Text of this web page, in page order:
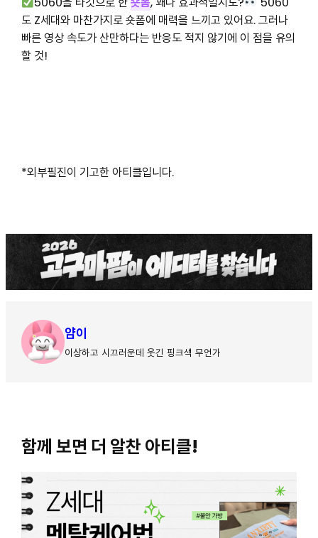
도 Z세대와 마찬가지로 숏폼에 매력을 느끼고 있어요. 그러나
빠른 영상 속도가 산만하다는 반응도 적지 않기에 이 점을 유의
할 것!
*외부필진이 기고한 아티클입니다.
얌이
이상하고 시끄러운데 웃긴 핑크색 무언가
함께 보면 더 알찬 아티클!